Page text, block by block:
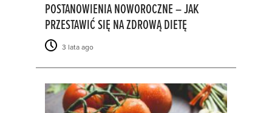
POSTANOWIENIA NOWOROCZNE – JAK
PRZESTAWIĆ SIĘ NA ZDROWĄ DIETĘ
3 lata ago